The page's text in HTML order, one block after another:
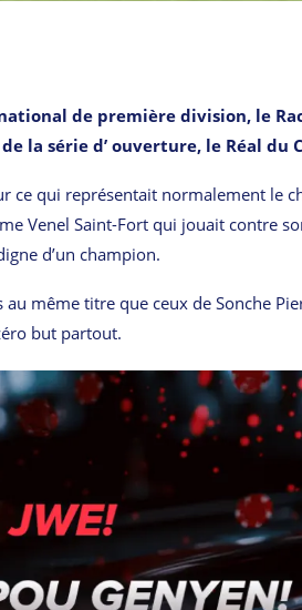
de première division, le
la série d’ ouverture, le Réal du
ce qui représentait normalement le
Venel Saint-Fort qui jouait contre
d’un champion.
même titre que ceux de Sonche
but partout.